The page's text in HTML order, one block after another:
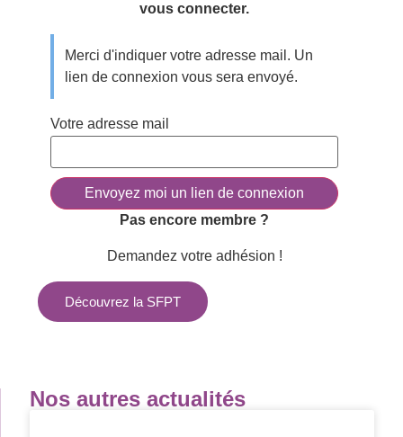
Nos autres actualités
vous connecter.
Merci d'indiquer votre adresse mail. Un
lien de connexion vous sera envoyé.
Votre adresse mail
Pas encore membre ?
Demandez votre adhésion !
Découvrez la SFPT